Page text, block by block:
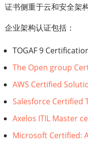
证书侧重于云和安全架
企业架构认证包括：
TOGAF 9
The Open group
AWS Certified
Salesforce Certified
Axelos ITIL Master
Microsoft Certified: